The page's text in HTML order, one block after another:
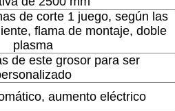
de corte 1 juego, según las
flama de montaje, doble
plasma
de este grosor para ser
aumento eléctrico